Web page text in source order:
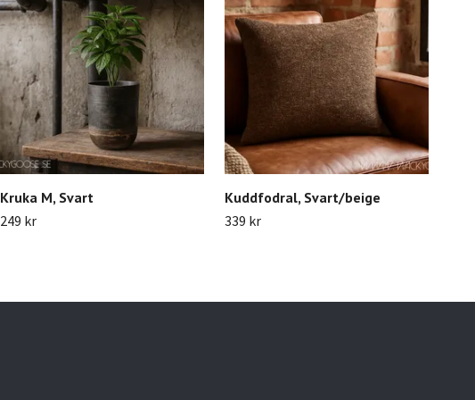
Kruka M, Svart
249 kr
Kuddfodral, Svart/beige
339 kr